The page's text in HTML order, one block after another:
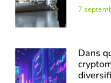
7
Dans